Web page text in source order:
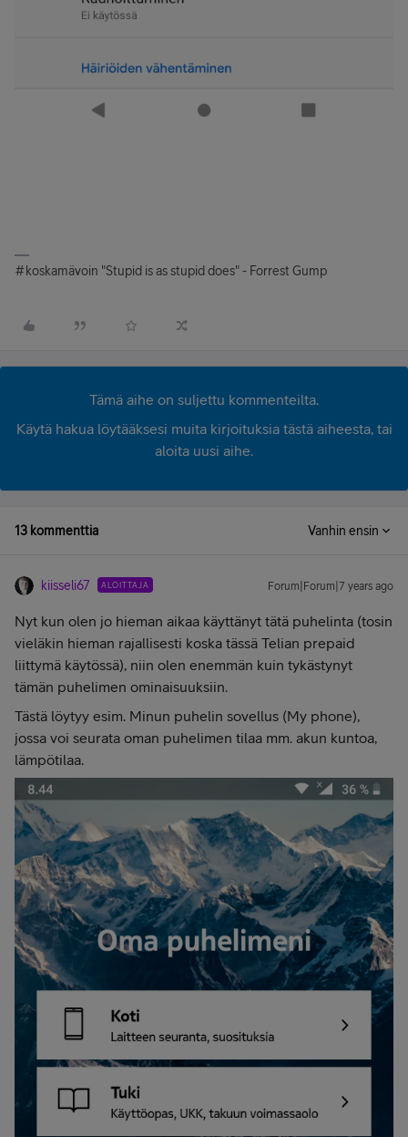
#koskamävoin "Stupid is as stupid does" - Forrest Gump
Tämä aihe on suljettu kommenteilta.
Käytä hakua löytääksesi muita kirjoituksia tästä aiheesta, tai
aloita uusi aihe.
13 kommenttia Vanhin ensin
kiisseli67 ALOITTAJA Forum|Forum|7 years ago
Nyt kun olen jo hieman aikaa käyttänyt tätä puhelinta (tosin
vieläkin hieman rajallisesti koska tässä Telian prepaid
liittymä käytössä), niin olen enemmän kuin tykästynyt
tämän puhelimen ominaisuuksiin.
Tästä löytyy esim. Minun puhelin sovellus (My phone),
jossa voi seurata oman puhelimen tilaa mm. akun kuntoa,
lämpötilaa.